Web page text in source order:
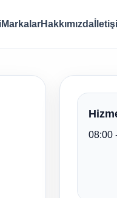
MarkalarHakkımızda
08:00